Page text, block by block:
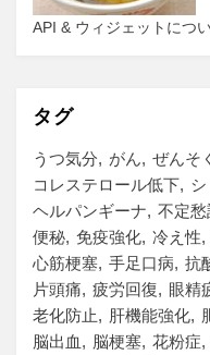
API & ウィジェットにつ
タグ
うつ気分 がん ぜんそ
コレステロール低下
ヘルパンギーナ
不定愁
便秘 免疫強化 冷え性
心筋梗塞 手足口病 抗
片頭痛
疲労回復 眼精
老化防止
肝機能強化
脳出血
脳梗塞 花粉症